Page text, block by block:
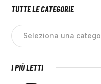
TUTTE LE CATEGORIE
I PIÙ LETTI